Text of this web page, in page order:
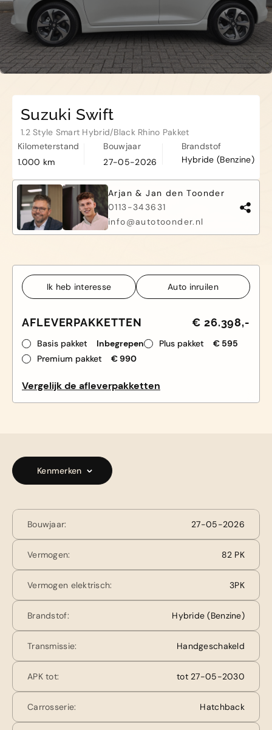
Biezelingsestraat 50 4421 BT
Kapelle
Suzuki Swift
1.2 Style Smart Hybrid/Black Rhino Pakket
Kilometerstand
1.000 km
Bouwjaar
27-05-2026
Brandstof
Hybride (Benzine)
Arjan & Jan den Toonder
0113-343631
info@autotoonder.nl
Ik heb interesse Auto inruilen
AFLEVERPAKKETTEN € 26.398,-
Basis pakket Inbegrepen Plus pakket
€ 595
Premium pakket
€ 990
Vergelijk de afleverpakketten
Kenmerken
Bouwjaar: 27-05-2026
Vermogen: 82 PK
Vermogen elektrisch: 3PK
Brandstof: Hybride (Benzine)
Transmissie: Handgeschakeld
APK tot: tot 27-05-2030
Carrosserie: Hatchback